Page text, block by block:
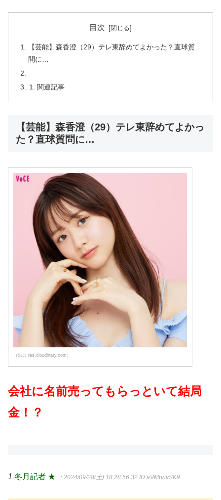
目次
【芸能】森香澄（29）テレ東辞めてよかった？直球質
問に…
関連記事
【芸能】森香澄（29）テレ東辞めてよかっ
た？直球質問に…
（出典 res.cloudinary.com）
会社に名前売ってもらっといて結局
金！？
1 冬月記者 ★ ：2024/09/28(土) 18:28:56.32 ID:aVMbnvSK9